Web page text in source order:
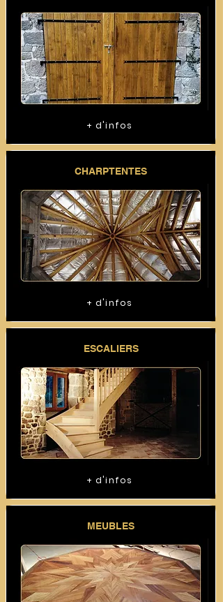
+ d'infos
CHARPTENTES
+ d'infos
ESCALIERS
+ d'infos
MEUBLES